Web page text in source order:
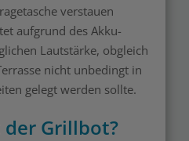
verstauen
aufgrund des Akku-
Lautstärke, obgleich
nicht unbedingt in
gelegt werden sollte.
Grillbot?